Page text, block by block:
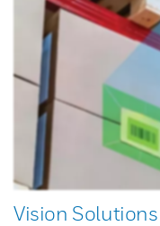
Vision Solutions